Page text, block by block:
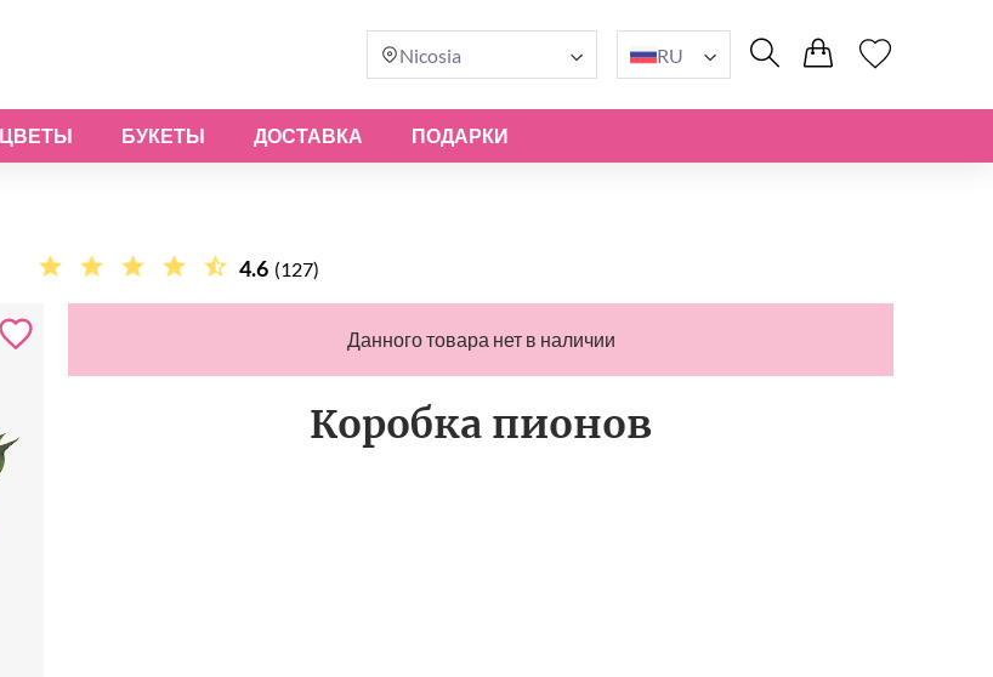
Nicosia RU
ЦВЕТЫ БУКЕТЫ ДОСТАВКА ПОДАРКИ
4.6 (127)
Данного товара нет в наличии
Коробка пионов